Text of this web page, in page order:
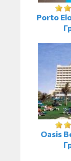
Porto
Oasis